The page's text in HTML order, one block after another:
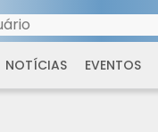
NOTÍCIAS EVENTOS